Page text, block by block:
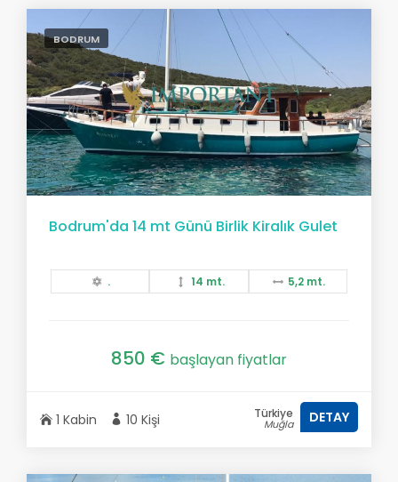
BODRUM
Bodrum'da 14 mt Günü Birlik Kiralık Gulet
. 14 mt. 5,2 mt.
850 € başlayan fiyatlar
1 Kabin 10 Kişi Türkiye
Muğla DETAY